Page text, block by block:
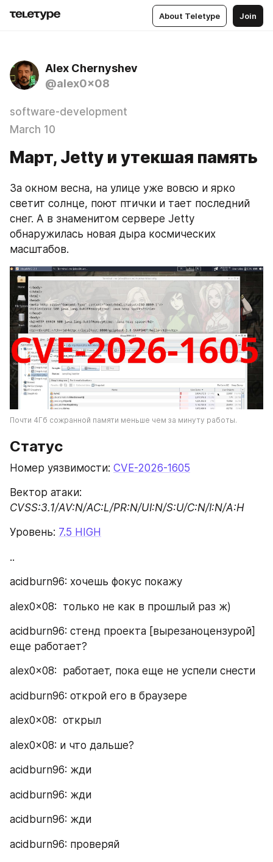
About Teletype Join
Alex Chernyshev
@alex0x08
software-development
March 10
Март, Jetty и утекшая память
За окном весна, на улице уже вовсю и ярко
светит солнце, поют птички и тает последний
снег. А в знаменитом сервере Jetty
обнаружилась новая дыра космических
масштабов.
Почти 4Гб сожранной памяти меньше чем за минуту работы.
Статус
Номер уязвимости: CVE-2026-1605
CVSS:3.1/AV:N/AC:L/PR:N/UI:N/S:U/C:N/I:N/A:H
Уровень: 7.5 HIGH
..
acidburn96: хочешь фокус покажу
alex0x08:  только не как в прошлый раз ж)
acidburn96: стенд проекта [вырезаноцензурой]
еще работает?
alex0x08:  работает, пока еще не успели снести
acidburn96: открой его в браузере
alex0x08:  открыл
alex0x08: и что дальше?
acidburn96: жди
acidburn96: жди
acidburn96: жди
acidburn96: проверяй